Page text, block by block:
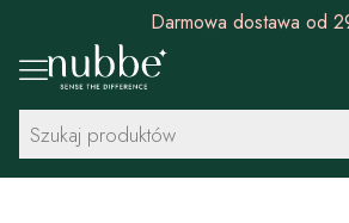
Darmowa dostawa od
Wyszukiwarka
produktów